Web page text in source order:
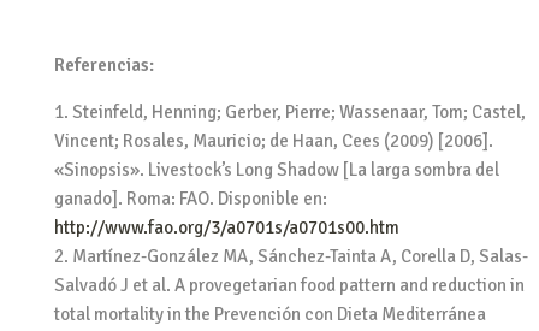
Referencias:
Steinfeld, Henning; Gerber, Pierre; Wassenaar, Tom; Castel,
Vincent; Rosales, Mauricio; de Haan, Cees (2009) [2006].
«Sinopsis». Livestock’s Long Shadow [La larga sombra del
ganado]. Roma: FAO. Disponible en:
http://www.fao.org/3/a0701s/a0701s00.htm
Martínez-González MA, Sánchez-Tainta A, Corella D, Salas-
Salvadó J et al. A provegetarian food pattern and reduction in
total mortality in the Prevención con Dieta Mediterránea